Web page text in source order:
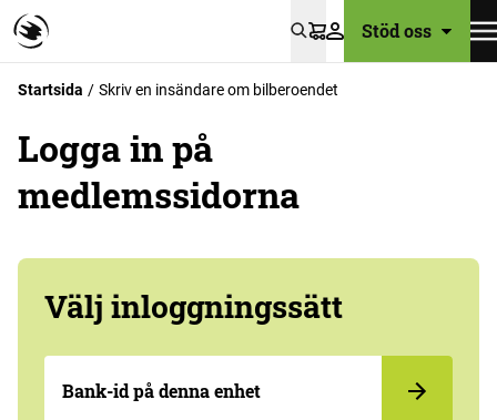
VarukorgStöd oss
Startsida Skriv en insändare om bilberoendet
Logga in på
medlemssidorna
Välj inloggningssätt
Bank-id på denna enhet